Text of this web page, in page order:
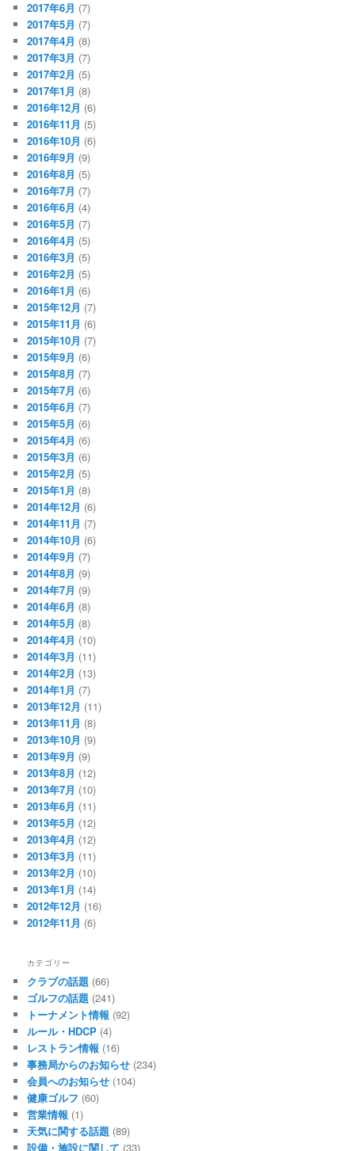
2017年6月 (7)
2017年5月 (7)
2017年4月 (8)
2017年3月 (7)
2017年2月 (5)
2017年1月 (8)
2016年12月 (6)
2016年11月 (5)
2016年10月 (6)
2016年9月 (9)
2016年8月 (5)
2016年7月 (7)
2016年6月 (4)
2016年5月 (7)
2016年4月 (5)
2016年3月 (5)
2016年2月 (5)
2016年1月 (6)
2015年12月 (7)
2015年11月 (6)
2015年10月 (7)
2015年9月 (6)
2015年8月 (7)
2015年7月 (6)
2015年6月 (7)
2015年5月 (6)
2015年4月 (6)
2015年3月 (6)
2015年2月 (5)
2015年1月 (8)
2014年12月 (6)
2014年11月 (7)
2014年10月 (6)
2014年9月 (7)
2014年8月 (9)
2014年7月 (9)
2014年6月 (8)
2014年5月 (8)
2014年4月 (10)
2014年3月 (11)
2014年2月 (13)
2014年1月 (7)
2013年12月 (11)
2013年11月 (8)
2013年10月 (9)
2013年9月 (9)
2013年8月 (12)
2013年7月 (10)
2013年6月 (11)
2013年5月 (12)
2013年4月 (12)
2013年3月 (11)
2013年2月 (10)
2013年1月 (14)
2012年12月 (16)
2012年11月 (6)
カテゴリー
クラブの話題 (66)
ゴルフの話題 (241)
トーナメント情報 (92)
ルール・HDCP (4)
レストラン情報 (16)
事務局からのお知らせ (234)
会員へのお知らせ (104)
健康ゴルフ (60)
営業情報 (1)
天気に関する話題 (89)
設備・施設に関して (33)